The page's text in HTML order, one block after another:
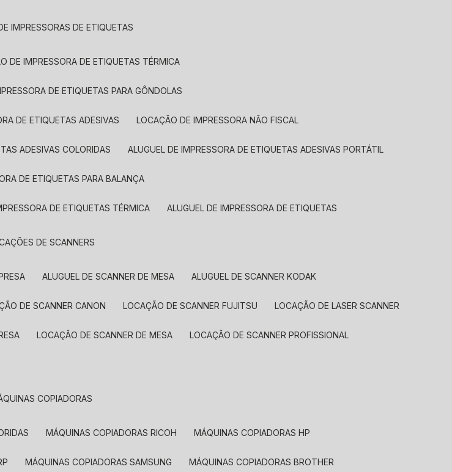
IMPRESSORAS DE ETIQUETAS
DE IMPRESSORA DE ETIQUETAS TÉRMICA
DE ETIQUETAS PARA GÔNDOLAS
DE ETIQUETAS ADESIVAS LOCAÇÃO DE IMPRESSORA NÃO FISCAL
ADESIVAS COLORIDAS ALUGUEL DE IMPRESSORA DE ETIQUETAS ADESIVAS PORTÁTIL
DE ETIQUETAS PARA BALANÇA
DE ETIQUETAS TÉRMICA ALUGUEL DE IMPRESSORA DE ETIQUETAS
DE SCANNERS
ALUGUEL DE SCANNER DE MESA ALUGUEL DE SCANNER KODAK
DE SCANNER CANON LOCAÇÃO DE SCANNER FUJITSU LOCAÇÃO DE LASER SCANNER
LOCAÇÃO DE SCANNER DE MESA LOCAÇÃO DE SCANNER PROFISSIONAL
COPIADORAS
MÁQUINAS COPIADORAS RICOH MÁQUINAS COPIADORAS HP
MÁQUINAS COPIADORAS SAMSUNG MÁQUINAS COPIADORAS BROTHER